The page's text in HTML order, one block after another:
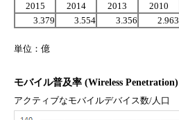
2015 2014 2013 2010
3.379
3.554 3.356 2.963
単位：億
モバイル普及率 (Wireless Penetration)
アクティブなモバイルデバイス数/人口